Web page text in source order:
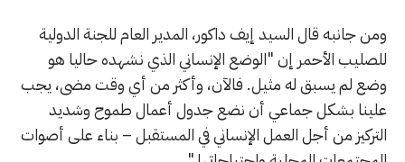
ومن جانبه قال السيد إيف داكور، المدير العام للجنة الدولية
للصليب الأحمر إن "الوضع الإنساني الذي نشهده حاليا هو
وضع لم يسبق له مثيل. فالآن، وأكثر من أي وقت مضى، يجب
علينا بشكل جماعي أن نضع جدول أعمال طموح وشديد
التركيز من أجل العمل الإنساني في المستقبل – بناء على أصوات